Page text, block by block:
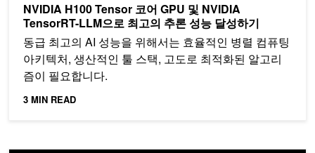
NVIDIA H100 Tensor 코어 GPU 및 NVIDIA
TensorRT-LLM으로 최고의 추론 성능 달성하기
동급 최고의 AI 성능을 위해서는 효율적인 병렬 컴퓨팅
아키텍처, 생산적인 툴 스택, 고도로 최적화된 알고리
즘이 필요합니다.
3 MIN READ